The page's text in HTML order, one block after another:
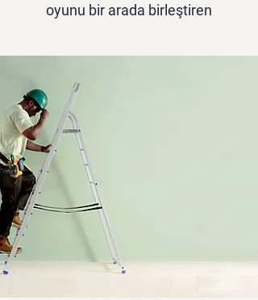
oyunu bir arada birleştiren
ve uzaylılara karşı destansı
savaşlara katılın. Daha sonra
vites değiştirin ve bitiş
noktasına kadar diğer
oyuncularla kartopu
savaşında karşı karşıya
geleceğiniz Kar Savaşı'nın
buzlu arazisine girin. Çarpıcı
grafikler ve bağımlılık yaratan
oynanışla bu paket, her